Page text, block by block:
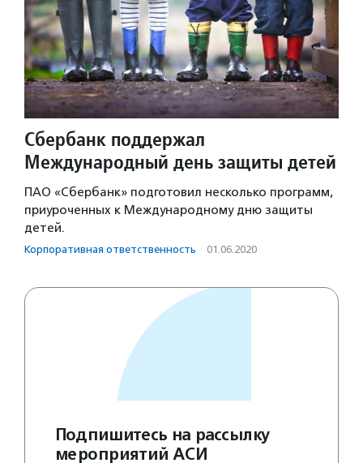
Сбербанк поддержал
Международный день защиты детей
ПАО «Сбербанк» подготовил несколько программ,
приуроченных к Международному дню защиты
детей.
Корпоративная ответственность · 01.06.2020
Подпишитесь на рассылку
мероприятий АСИ